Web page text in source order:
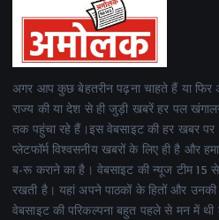
अगर आप कुछ बेहतरीन पढ़ना चाहते हैं या
राज्य की या देश से ही जुड़ी खबरें हर पल
तक पहुंचा रहे हैं।इस वेबसाइट की हर खबर
प्लेटफॉर्म विश्वसनीय खबरों के लिए ही है और
ब-रू कराने का है। वेबसाइट की न्यूज टीम 15 से
रखती है। यहां अपने पाठकों के हितों और उनकी
वेबसाइट की परिकल्पना बहुत पहले से मन में